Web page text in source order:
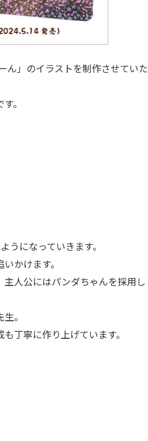
ん」のイラストを制作させていた
。
になっていきます。
かけます。
人公にはパンダちゃんを採用し
。
丁寧に作り上げています。